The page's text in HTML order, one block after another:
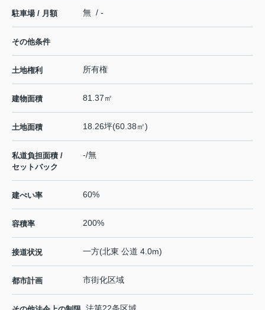
駐車場 / 月額 無 / -
その他条件
土地権利 所有権
建物面積 81.37㎡
土地面積 18.26坪(60.38㎡)
私道負担面積 /
セットバック
-/無
建ぺい率 60%
容積率 200%
接道状況 一方(北東 公道 4.0m)
都市計画 市街化区域